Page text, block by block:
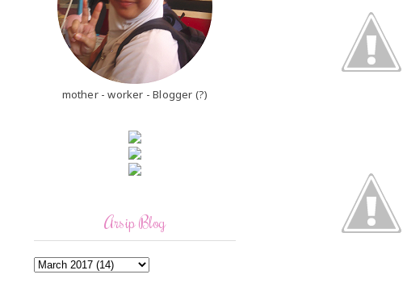
mother - worker - Blogger (?)
Arsip Blog